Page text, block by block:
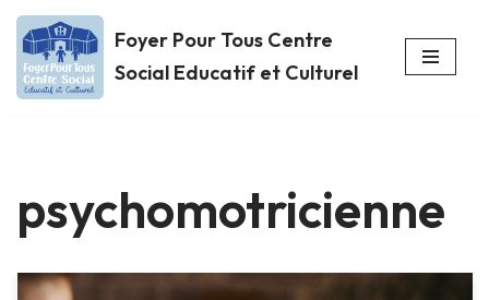
Aller
au
Foyer Pour Tous Centre
Social Educatif et Culturel
psychomotricienne